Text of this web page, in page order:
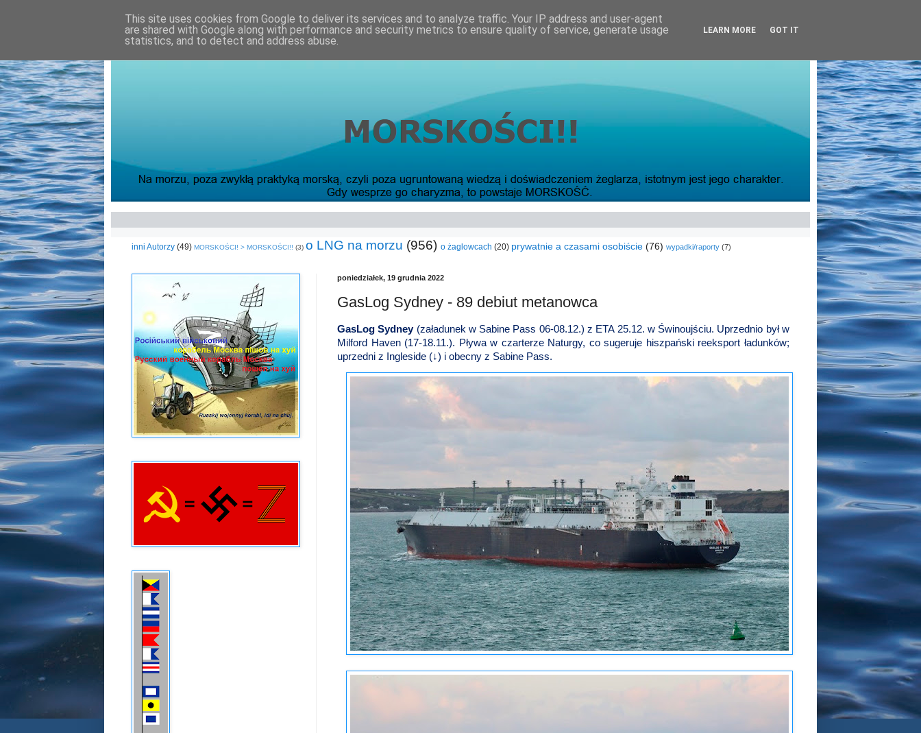
inni Autorzy (49) MORSKOŚCI! > MORSKOŚCI!! (3) o LNG na morzu (956) o żaglowcach (20) prywatnie a czasami osobiście (76) wypadki/raporty (7)
poniedziałek, 19 grudnia 2022
GasLog Sydney - 89 debiut metanowca
GasLog Sydney(załadunek w Sabine Pass 06-08.12.) z ETA 25.12. w Świnoujściu. Uprzednio był w
Milford Haven (17-18.11.). Pływa w czarterze Naturgy, co sugeruje hiszpański reeksport ładunków;
uprzedni z Ingleside (↓) i obecny z Sabine Pass.
This site uses cookies from Google to deliver its services and to analyze traffic. Your IP address and user-agent
are shared with Google along with performance and security metrics to ensure quality of service, generate usage
statistics, and to detect and address abuse.
LEARN MORE GOT IT